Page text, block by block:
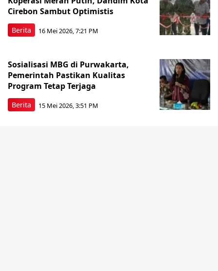
Berita
Cirebon Sambut Optimistis
16 Mei 2026, 7:21 PM
Berita
Sosialisasi MBG di Purwakarta,
Pemerintah Pastikan Kualitas
Program Tetap Terjaga
15 Mei 2026, 3:51 PM